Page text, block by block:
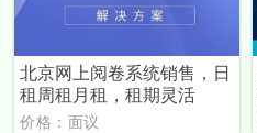
北京网上阅卷系统销售，日
租周租月租，租期灵活
价格：面议